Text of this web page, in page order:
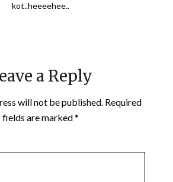
kot..heeeehee..
a Reply
will not be published. Required
fields are marked*